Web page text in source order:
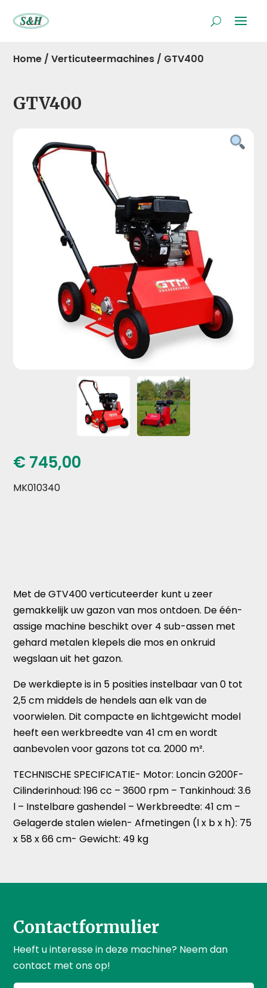
Home /Verticuteermachines / GTV400
GTV400
€ 745,00
MK010340
Met de GTV400 verticuteerder kunt u zeer
gemakkelijk uw gazon van mos ontdoen. De één-
assige machine beschikt over 4 sub-assen met
gehard metalen klepels die mos en onkruid
wegslaan uit het gazon.
De werkdiepte is in 5 posities instelbaar van 0 tot
2,5 cm middels de hendels aan elk van de
voorwielen. Dit compacte en lichtgewicht model
heeft een werkbreedte van 41 cm en wordt
aanbevolen voor gazons tot ca. 2000 m².
TECHNISCHE SPECIFICATIE- Motor: Loncin G200F-
Cilinderinhoud: 196 cc – 3600 rpm – Tankinhoud: 3.6
l – Instelbare gashendel – Werkbreedte: 41 cm –
Gelagerde stalen wielen- Afmetingen (l x b x h): 75
x 58 x 66 cm- Gewicht: 49 kg
Contactformulier
Heeft u interesse in deze machine? Neem dan
contact met ons op!